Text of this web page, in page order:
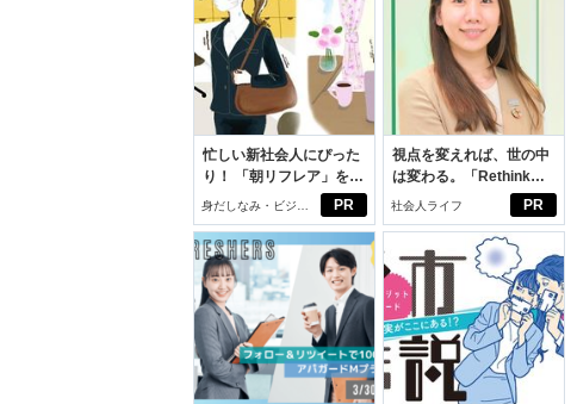
PR
忙しい新社会人にぴった
り！ 「朝リフレア」をは
じめよう。しっかりニオ
イケアして24時間快適。
身だしなみ・ビジネ
スアイテム
PR
視点を変えれば、世の中
は変わる。「Rethink
PROJECT」がつたえた
社会人ライフ